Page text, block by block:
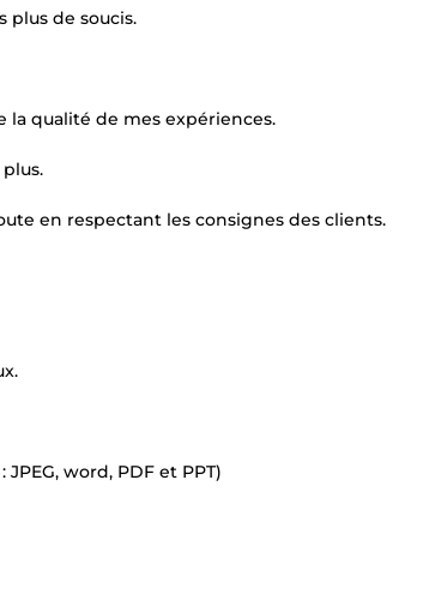
plus de soucis.
la qualité de mes expériences.
en respectant les consignes des clients.
word, PDF et PPT)